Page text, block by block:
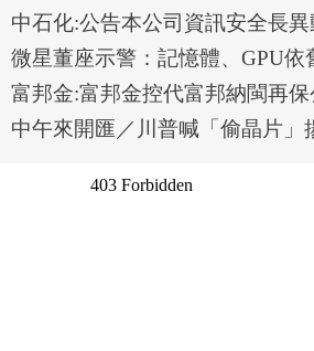
中石化:公告本公司資訊安全長異
微星董座示警：記憶體、GPU依
富邦金:富邦金控代富邦納閩再保
中午來開匯／川普喊「偷晶片」